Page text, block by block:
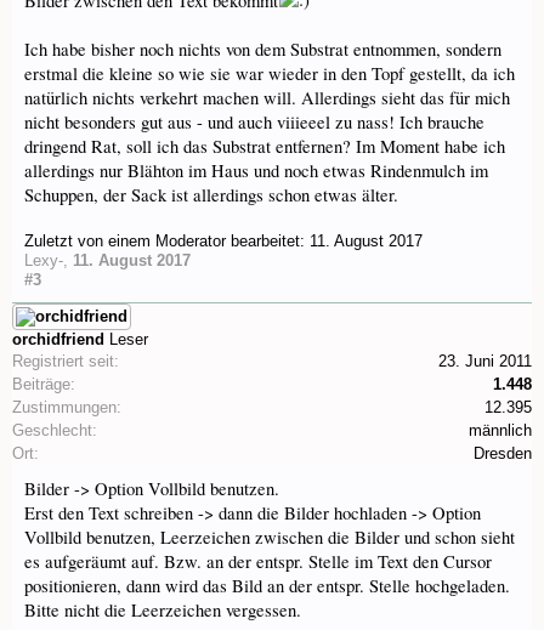
Ich habe bisher noch nichts von dem Substrat entnommen, sondern
erstmal die kleine so wie sie war wieder in den Topf gestellt, da ich
natürlich nichts verkehrt machen will. Allerdings sieht das für mich
nicht besonders gut aus - und auch viiieeel zu nass! Ich brauche
dringend Rat, soll ich das Substrat entfernen? Im Moment habe ich
allerdings nur Blähton im Haus und noch etwas Rindenmulch im
Schuppen, der Sack ist allerdings schon etwas älter.
Zuletzt von einem Moderator bearbeitet: 11. August 2017
Lexy-, 11. August 2017
#3
orchidfriend Leser
Registriert seit:
23. Juni 2011
Beiträge:
1.448
Zustimmungen:
12.395
Geschlecht:
männlich
Ort:
Dresden
Bilder -> Option Vollbild benutzen.
Erst den Text schreiben -> dann die Bilder hochladen -> Option
Vollbild benutzen, Leerzeichen zwischen die Bilder und schon sieht
es aufgeräumt auf. Bzw. an der entspr. Stelle im Text den Cursor
positionieren, dann wird das Bild an der entspr. Stelle hochgeladen.
Bitte nicht die Leerzeichen vergessen.